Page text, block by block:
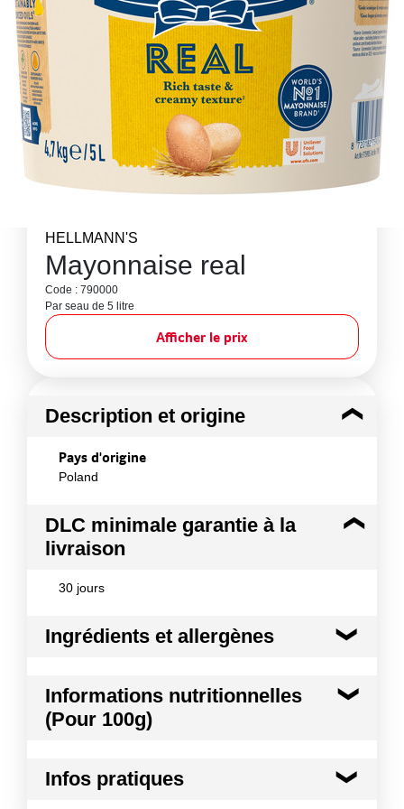
HELLMANN'S
Mayonnaise real
Code : 790000
Par seau de 5 litre
Afficher le prix
Description et origine
Pays d'origine
Poland
DLC minimale garantie à la
livraison
30 jours
Ingrédients et allergènes
Ingrédients : huile de colza 69%, eau, jaune d'ŒUF
5%, vinaigre d'alcool, sucre, sel, épaississant
(gomme xanthane), jus de citron concentré, arôme,
paprika. Convient aux végétariens.
Informations nutritionnelles
(Pour 100g)
Infos pratiques